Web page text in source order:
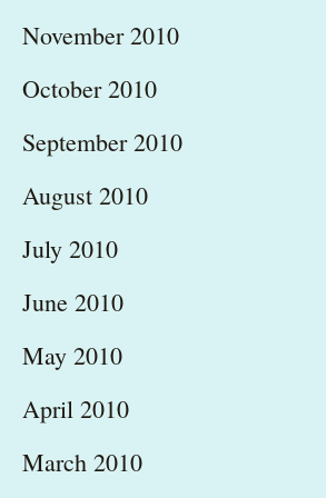
November 2010
October 2010
September 2010
August 2010
July 2010
June 2010
May 2010
April 2010
March 2010